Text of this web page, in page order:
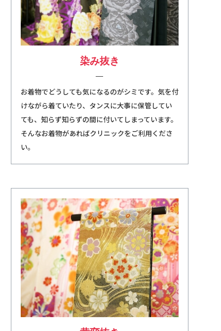
染み抜き
お着物でどうしても気になるのがシミです。気を付
けながら着ていたり、タンスに大事に保管してい
ても、知らず知らずの間に付いてしまっています。
そんなお着物があればクリニックをご利用くださ
い。